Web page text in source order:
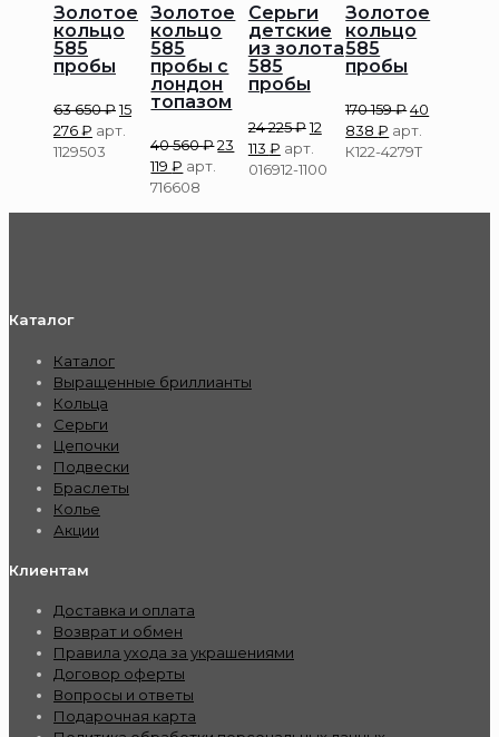
Золотое
кольцо
585
пробы
63 650₽15
276₽ арт.
1129503
Золотое
кольцо
585
пробы с
лондон
топазом
40 560₽23
119₽ арт.
716608
Серьги
детские
из золота
585
пробы
24 225₽12
113 ₽ арт.
016912-1100
Золотое
кольцо
585
пробы
170 159₽40
838₽ арт.
К122-4279Т
Каталог
Каталог
Выращенные бриллианты
Кольца
Серьги
Цепочки
Подвески
Браслеты
Колье
Акции
Клиентам
Доставка и оплата
Возврат и обмен
Правила ухода за украшениями
Договор оферты
Вопросы и ответы
Подарочная карта